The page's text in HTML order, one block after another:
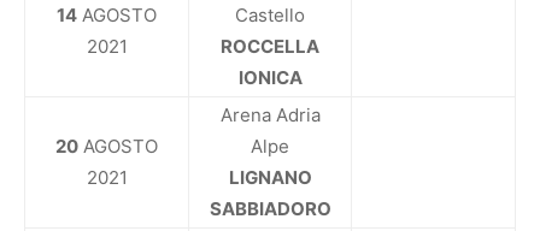
14 AGOSTO
2021
Castello
ROCCELLA
IONICA
20 AGOSTO
2021
Arena Adria
Alpe
LIGNANO
SABBIADORO